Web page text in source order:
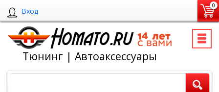
Вход
0
Тюнинг | Автоаксессуары